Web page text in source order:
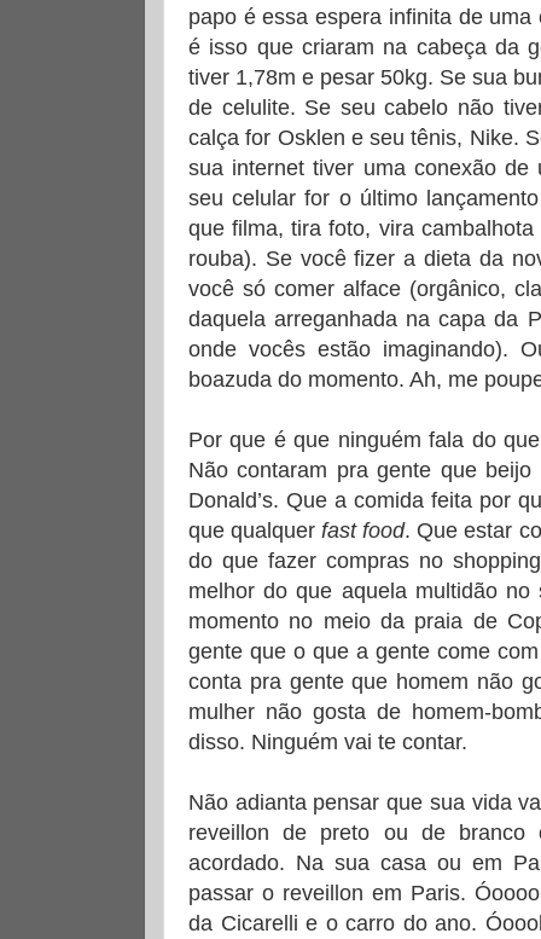
papo é essa espera infinita de
é isso que criaram na cabeça da
tiver 1,78m e pesar 50kg. Se sua
de celulite. Se seu cabelo não
calça for Osklen e seu tênis, Nike.
sua internet tiver uma conexão
seu celular for o último
que filma, tira foto, vira
rouba). Se você fizer a dieta da
você só comer alface (orgânico,
daquela arreganhada na capa da
onde vocês estão imaginando).
boazuda do momento. Ah, me
Por que é que ninguém fala do
Não contaram pra gente que
Donald’s. Que a comida feita por
que qualquerfast food. Que estar
do que fazer compras no
melhor do que aquela multidão
momento no meio da praia de
gente que o que a gente come
conta pra gente que homem não
mulher não gosta de homem-
disso. Ninguém vai te contar.
Não adianta pensar que sua vida
reveillon de preto ou de branco
acordado. Na sua casa ou em
passar o reveillon em Paris.
da Cicarelli e o carro do ano.